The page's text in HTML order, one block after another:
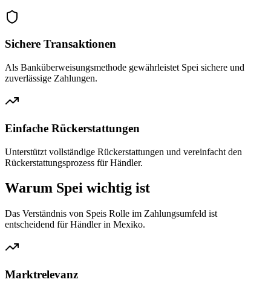
Sichere Transaktionen
Als Banküberweisungsmethode gewährleistet Spei sichere und
zuverlässige Zahlungen.
Einfache Rückerstattungen
Unterstützt vollständige Rückerstattungen und vereinfacht den
Rückerstattungsprozess für Händler.
Warum Spei wichtig ist
Das Verständnis von Speis Rolle im Zahlungsumfeld ist
entscheidend für Händler in Mexiko.
Marktrelevanz